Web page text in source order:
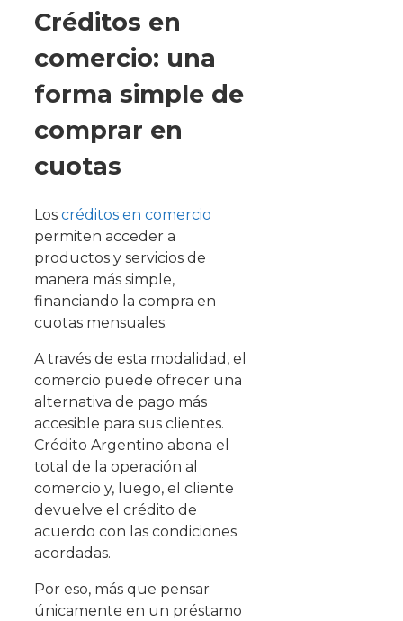
Créditos en
comercio: una
forma simple de
comprar en
cuotas
Los créditos en comercio
permiten acceder a
productos y servicios de
manera más simple,
financiando la compra en
cuotas mensuales.
A través de esta modalidad, el
comercio puede ofrecer una
alternativa de pago más
accesible para sus clientes.
Crédito Argentino abona el
total de la operación al
comercio y, luego, el cliente
devuelve el crédito de
acuerdo con las condiciones
acordadas.
Por eso, más que pensar
únicamente en un préstamo